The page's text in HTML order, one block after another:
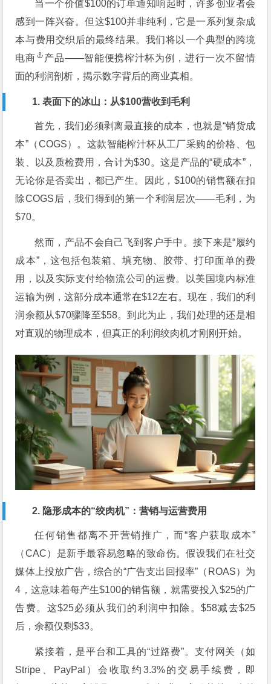
当一个价值$100的订单通知响起时，许多创业者会
感到一阵兴奋。但这$100并非纯利，它是一系列复杂成
本与费用交织后的最终结果。我们将以一个典型的跨境
电商
产品——智能便携榨汁杯为例，进行一次不留情
面的利润剖析，揭示数字背后的商业真相。
1. 表面下的冰山：从$100营收到毛利
首先，我们必须剥离最直接的成本，也就是“销货成
本”（COGS）。这款智能榨汁杯从工厂采购的价格、包
装、以及质检费用，合计为$30。这是产品的“硬成本”，
无论你是否卖出，都已产生。因此，$100的销售额在扣
除COGS后，我们得到的第一个利润层次——毛利，为
$70。
然而，产品不会自己飞到客户手中。接下来是“履约
成本”，这包括包装箱、填充物、胶带、打印面单的费
用，以及实际支付给物流公司的运费。以美国境内标准
运输为例，这部分成本通常在$12左右。现在，我们的利
润余额从$70骤降至$58。到此为止，我们处理的还是相
对直观的物理成本，但真正的利润绞肉机才刚刚开始。
2. 隐形成本的“绞肉机”：营销与运营费用
任何销售都离不开营销推广，而“客户获取成本”
（CAC）是新手最容易忽略的致命伤。假设我们在社交
媒体上投放广告，综合的“广告支出回报率”（ROAS）为
4，这意味着每产生$100的销售额，就需要投入$25的广
告费。这$25必须从我们的利润中扣除。$58减去$25
后，余额仅剩$33。
紧接着，是平台和工具的“过路费”。支付网关（如
Stripe、PayPal）会收取约3.3%的交易手续费，即